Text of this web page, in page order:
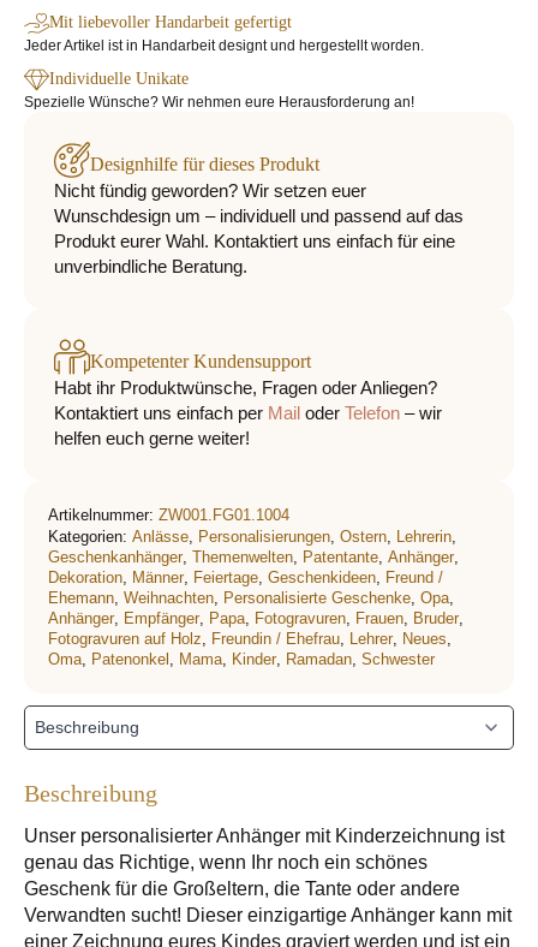
Mit liebevoller Handarbeit gefertigt
Jeder Artikel ist in Handarbeit designt und hergestellt worden.
Individuelle Unikate
Spezielle Wünsche? Wir nehmen eure Herausforderung an!
Designhilfe für dieses Produkt
Nicht fündig geworden? Wir setzen euer
Wunschdesign um – individuell und passend auf das
Produkt eurer Wahl. Kontaktiert uns einfach für eine
unverbindliche Beratung.
Kompetenter Kundensupport
Habt ihr Produktwünsche, Fragen oder Anliegen?
Kontaktiert uns einfach per Mail oder Telefon – wir
helfen euch gerne weiter!
Artikelnummer: ZW001.FG01.1004
Kategorien: Anlässe, Personalisierungen, Ostern, Lehrerin,
Geschenkanhänger, Themenwelten, Patentante, Anhänger,
Dekoration, Männer, Feiertage, Geschenkideen, Freund /
Ehemann, Weihnachten, Personalisierte Geschenke, Opa,
Anhänger, Empfänger, Papa, Fotogravuren, Frauen, Bruder,
Fotogravuren auf Holz, Freundin / Ehefrau, Lehrer, Neues,
Oma, Patenonkel , Mama, Kinder, Ramadan, Schwester
Beschreibung
Unser personalisierter Anhänger mit Kinderzeichnung ist
genau das Richtige, wenn Ihr noch ein schönes
Geschenk für die Großeltern, die Tante oder andere
Verwandten sucht! Dieser einzigartige Anhänger kann mit
einer Zeichnung eures Kindes graviert werden und ist ein